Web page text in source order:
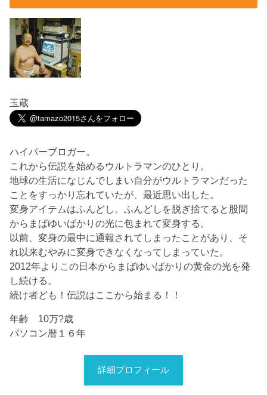
玉蔵
ハイパーブロガー。
これから伝説を始めるウルトラマンのひとり。
地球の生活になじんでしまい自分がウルトラマンだった
ことをすっかり忘れていたが、最近思い出した。
変身アイテムはふんどし。ふんどしを脱ぎ捨てると股間
からまばゆいばかりの光に包まれて変身する。
以前、変身の最中に通報されてしまったことがあり、そ
れ以来むやみに変身できなくなってしまっていた。
2012年よりこの日本からまばゆいばかりの黄金の光を発
し続ける。
続け者ども！伝説はここから始まる！！
年齢 10万?歳
パソコン暦１６年
詳細プロフィール